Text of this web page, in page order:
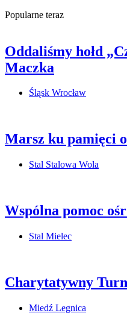
Popularne teraz
Oddaliśmy hołd
Maczka
Śląsk Wrocław
Marsz ku pamięci
Stal Stalowa Wola
Wspólna pomoc
Stal Mielec
Charytatywny
Miedź Legnica